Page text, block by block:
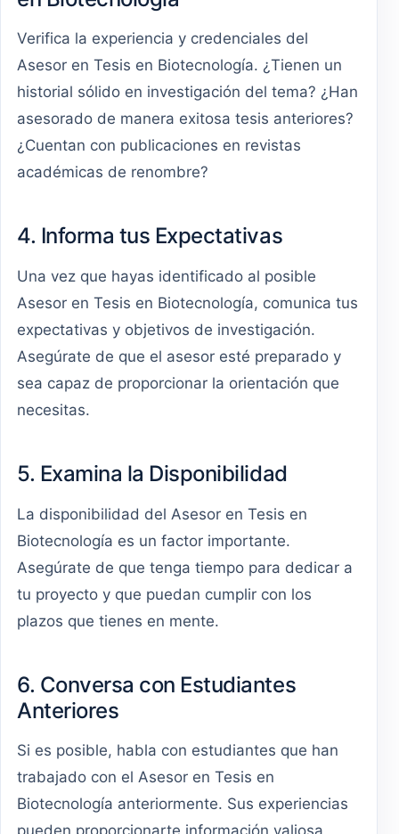
Verifica la experiencia y credenciales del
Asesor en Tesis en Biotecnología. ¿Tienen un
historial sólido en investigación del tema? ¿Han
asesorado de manera exitosa tesis anteriores?
¿Cuentan con publicaciones en revistas
académicas de renombre?
4. Informa tus Expectativas
Una vez que hayas identificado al posible
Asesor en Tesis en Biotecnología, comunica tus
expectativas y objetivos de investigación.
Asegúrate de que el asesor esté preparado y
sea capaz de proporcionar la orientación que
necesitas.
5. Examina la Disponibilidad
La disponibilidad del Asesor en Tesis en
Biotecnología es un factor importante.
Asegúrate de que tenga tiempo para dedicar a
tu proyecto y que puedan cumplir con los
plazos que tienes en mente.
6. Conversa con Estudiantes
Anteriores
Si es posible, habla con estudiantes que han
trabajado con el Asesor en Tesis en
Biotecnología anteriormente. Sus experiencias